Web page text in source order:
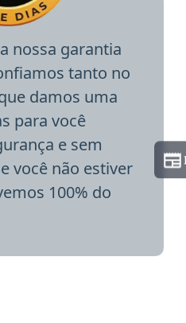
nossa garantia
tanto no
damos uma
para você
e sem
você não estiver
100% do